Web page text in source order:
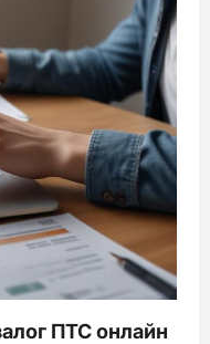
ПТС онлайн